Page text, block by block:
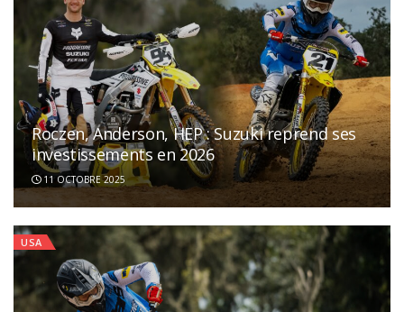
Roczen, Anderson, HEP : Suzuki reprend ses
investissements en 2026
11 OCTOBRE 2025
USA